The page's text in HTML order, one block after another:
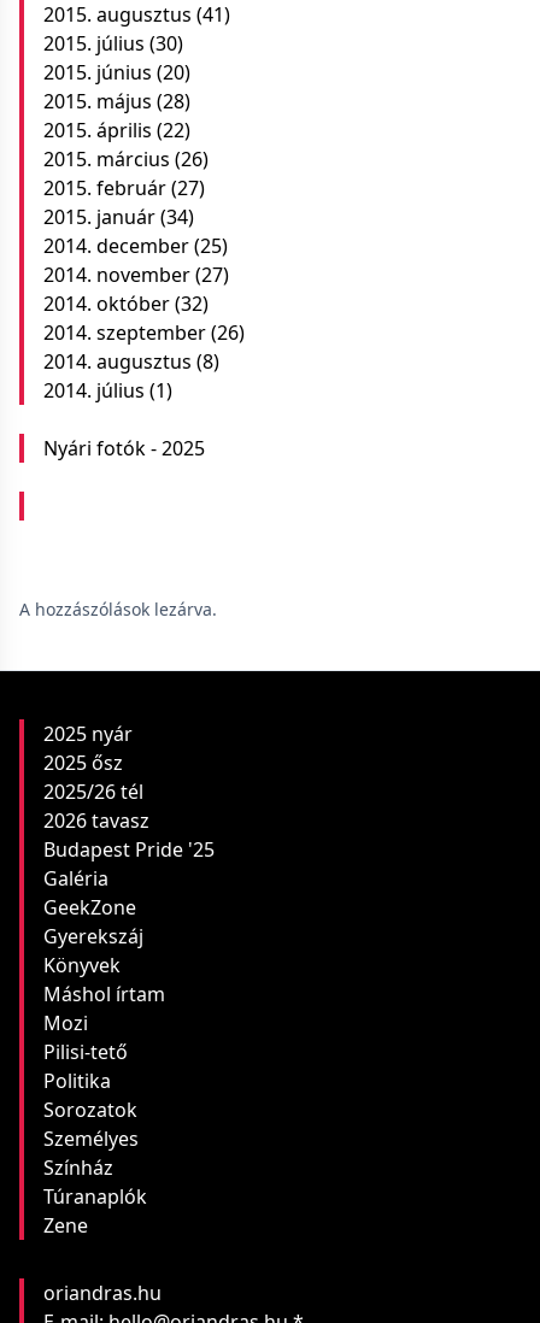
2015. augusztus (41)
2015. július (30)
2015. június (20)
2015. május (28)
2015. április (22)
2015. március (26)
2015. február(27)
2015. január(34)
2014. december(25)
2014. november(27)
2014. október(32)
2014. szeptember(26)
2014. augusztus (8)
2014. július (1)
Nyári fotók - 2025
A hozzászólások lezárva.
2025 nyár
2025 ősz
2025/26 tél
2026 tavasz
Budapest Pride '25
Galéria
GeekZone
Gyerekszáj
Könyvek
Máshol írtam
Mozi
Pilisi-tető
Politika
Sorozatok
Személyes
Színház
Túranaplók
Zene
oriandras.hu